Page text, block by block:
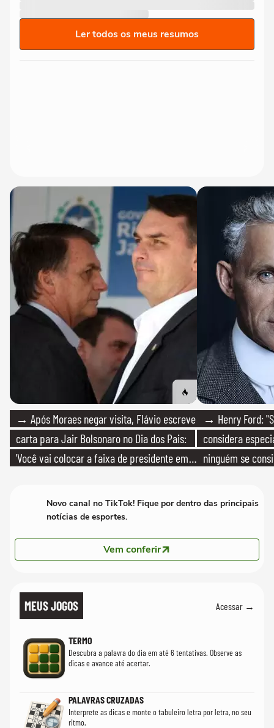
Ler todos os meus resumos
→ Após Moraes negar visita, Flávio escreve
carta para Jair Bolsonaro no Dia dos Pais:
'Você vai colocar a faixa de presidente em
→ Henry Ford:
considera
ninguém se
Novo canal no TikTok! Fique por dentro das principais
notícias de esportes.
Vem conferir
MEUS JOGOS Acessar →
TERMO
Descubra a palavra do dia em até 6 tentativas. Observe as
dicas e avance até acertar.
PALAVRAS CRUZADAS
Interprete as dicas e monte o tabuleiro letra por letra, no seu
ritmo.